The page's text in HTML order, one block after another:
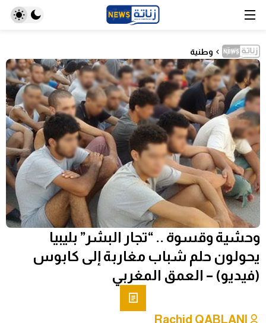
وطنية
وحشية وقسوة .. “تجار البشر” بليبيا
يحولون حلم شباب مغاربة إلى كابوس
(فيديو) – العمق المغربي
Rachid QABLANI